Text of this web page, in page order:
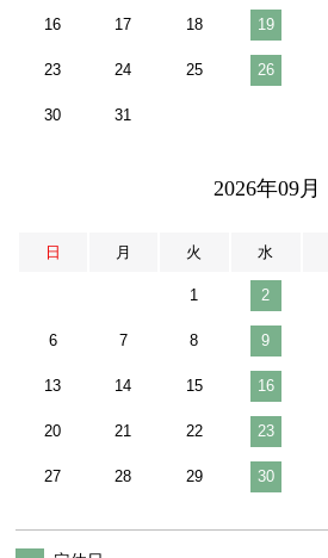
16 17 18 19
23 24 25 26
30 31
2026年09月
日 月 火 水
1 2
6 7 8 9
13 14 15 16
20 21 22 23
27 28 29 30